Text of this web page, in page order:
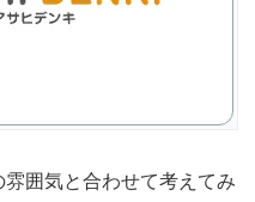
囲気と合わせて考えてみ